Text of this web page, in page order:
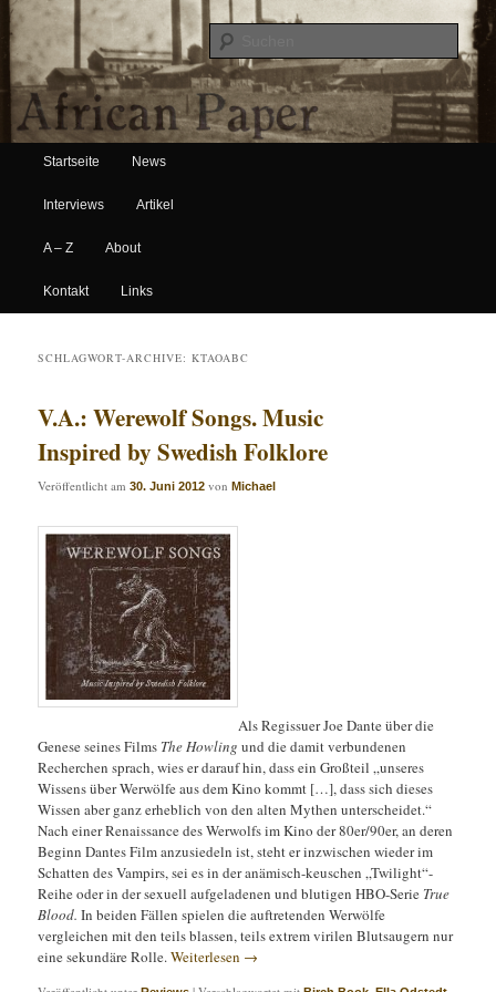
African Paper
Hauptmenü
Zum Inhalt wechseln
Zum sekundären Inhalt wechseln
Startseite News
Interviews Artikel
A – Z About
Kontakt Links
SCHLAGWORT-ARCHIVE:KTAOABC
V.A.: Werewolf Songs. Music
Inspired by Swedish Folklore
Veröffentlicht am30. Juni 2012 vonMichael
Als Regissuer Joe Dante über die
Genese seines Films TheHowling und die damit verbundenen
Recherchen sprach, wies er darauf hin, dass ein Großteil „unseres
Wissens über Werwölfe aus dem Kino kommt […], dass sich dieses
Wissen aber ganz erheblich von den alten Mythen unterscheidet.“
Nach einer Renaissance des Werwolfs im Kino der 80er/90er, an deren
Beginn Dantes Film anzusiedeln ist, steht er inzwischen wieder im
Schatten des Vampirs, sei es in der anämisch-keuschen „Twilight“-
Reihe oder in der sexuell aufgeladenen und blutigen HBO-Serie True
Blood. In beiden Fällen spielen die auftretenden Werwölfe
vergleichen mit den teils blassen, teils extrem virilen Blutsaugern nur
eine sekundäre Rolle.Weiterlesen →